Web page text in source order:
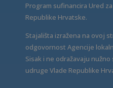
Program sufinancira Ured
Republike Hrvatske.
Stajališta izražena na ovoj
odgovornost Agencije
Sisak i ne odražavaju
udruge Vlade Republike